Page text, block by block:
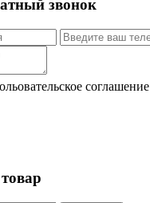
звонок
соглашение